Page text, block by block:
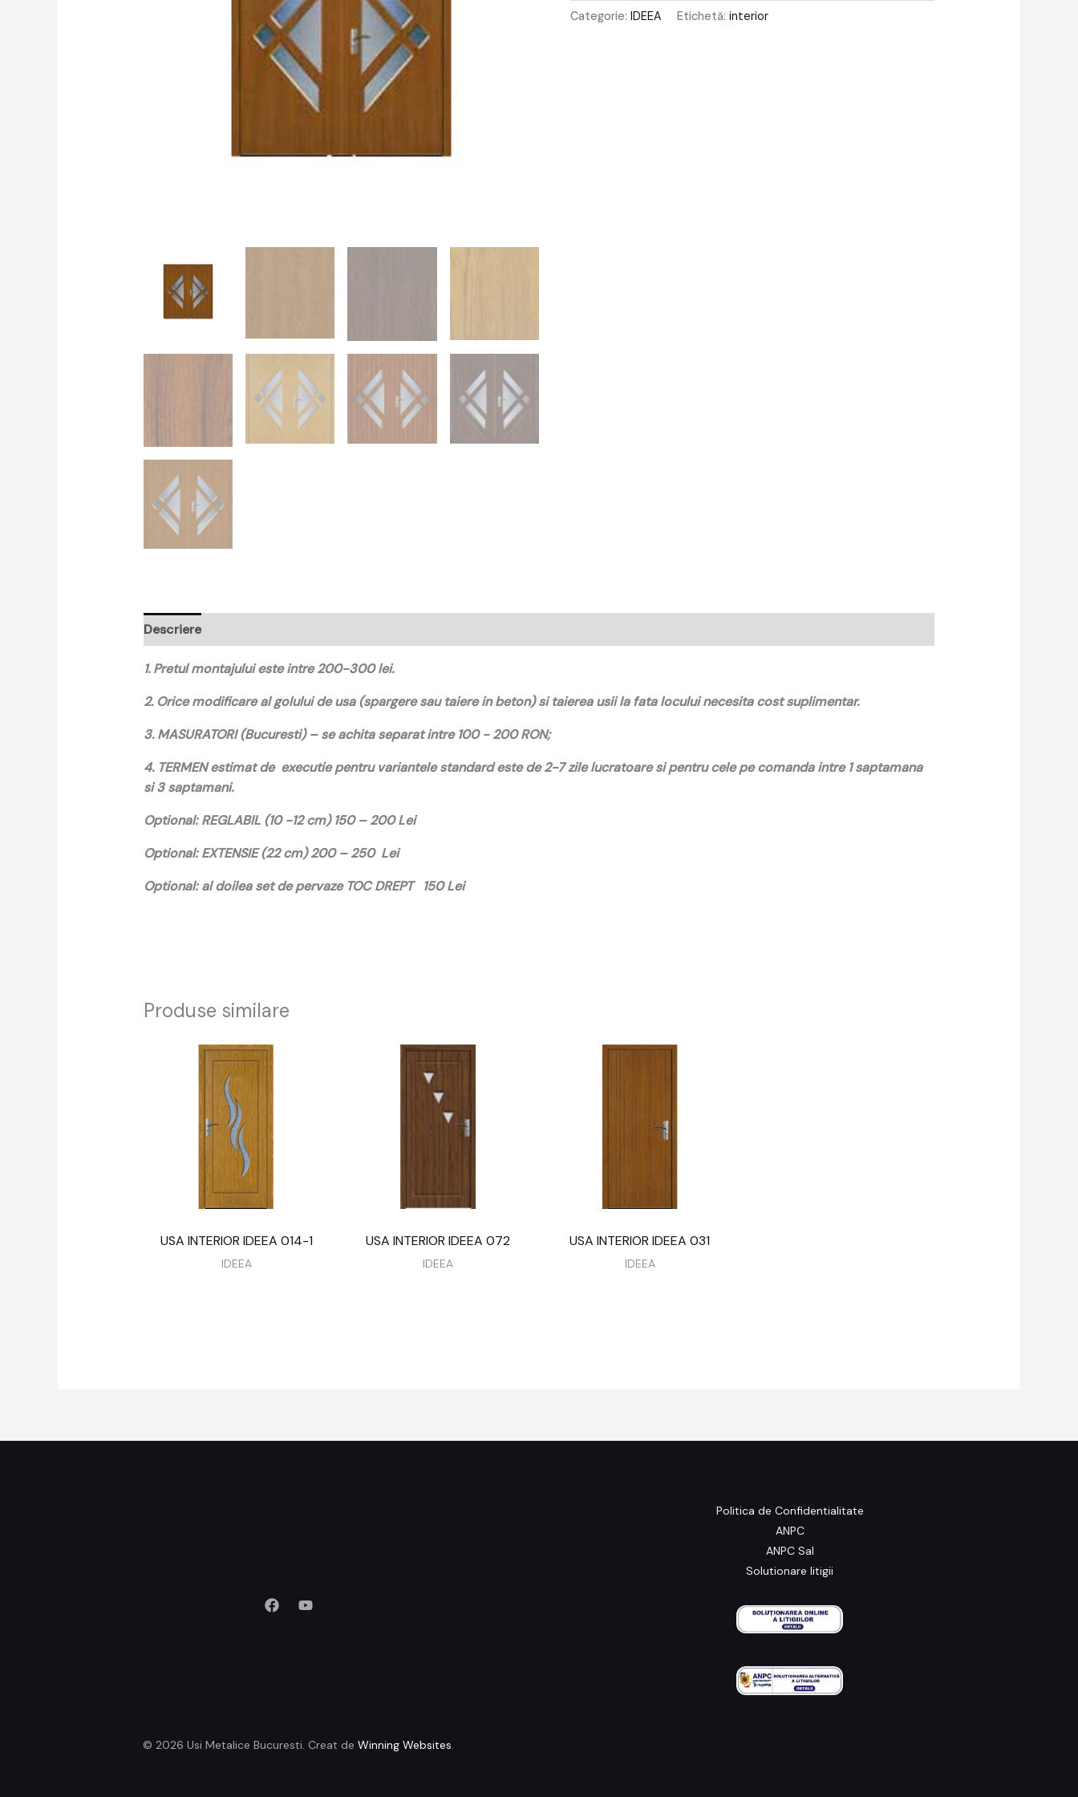
Categorie:IDEEA Etichetă:interior
Descriere
1. Pretul montajului este intre 200-300 lei.
2. Orice modificare al golului de usa (spargere sau taiere in beton) si taierea usii la fata locului necesita cost suplimentar.
3. MASURATORI (Bucuresti) – se achita separat intre 100 - 200 RON;
4. TERMEN estimat de executie pentru variantele standard este de 2-7 zile lucratoare si pentru cele pe comanda intre 1 saptamana
si 3 saptamani.
Optional: REGLABIL (10 -12 cm) 150 – 200 Lei
Optional: EXTENSIE (22 cm) 200 – 250 Lei
Optional: al doilea set de pervaze TOC DREPT 150 Lei
Produse similare
USA INTERIOR IDEEA 014-1
IDEEA
USA INTERIOR IDEEA 072
IDEEA
USA INTERIOR IDEEA 031
IDEEA
Politica de Confidentialitate
ANPC
ANPC Sal
Solutionare litigii
© 2026 Usi Metalice Bucuresti. Creat de Winning Websites.